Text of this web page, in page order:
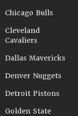
Chicago Bulls
Cleveland
Cavaliers
Dallas Mavericks
Denver Nuggets
Detroit Pistons
Golden State